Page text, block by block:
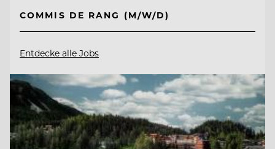
COMMIS DE RANG (M/W/D)
Entdecke alle Jobs